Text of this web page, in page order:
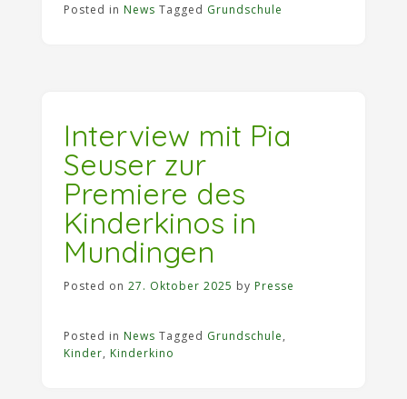
Kinderkinos
Posted in News Tagged Grundschule
Interview mit Pia
Seuser zur
Premiere des
Kinderkinos in
Mundingen
Posted on 27. Oktober 2025 by Presse
Posted in News Tagged Grundschule,
Kinder, Kinderkino